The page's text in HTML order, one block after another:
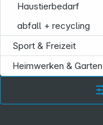
Haustierbedarf
abfall + recycling
Sport & Freizeit
Heimwerken & Garten